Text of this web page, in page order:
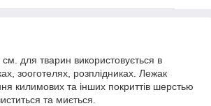
для тварин використовується в
зооготелях, розплідниках. Лежак
килимових та інших покриттів шерстью
та миється.